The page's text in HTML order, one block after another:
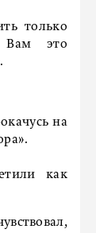
только
Вам это
на
как